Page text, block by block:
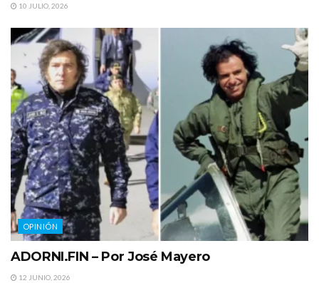
10 JULIO, 2026
OPINIÓN
ADORNI.FIN – Por José Mayero
12 JUNIO, 2026